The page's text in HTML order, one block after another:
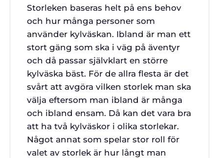
Storleken baseras helt på ens behov
och hur många personer som
använder kylväskan. Ibland är man ett
stort gäng som ska i väg på äventyr
och då passar självklart en större
kylväska bäst. För de allra flesta är det
svårt att avgöra vilken storlek man ska
välja eftersom man ibland är många
och ibland ensam. Då kan det vara bra
att ha två kylväskor i olika storlekar.
Något annat som spelar stor roll för
valet av storlek är hur långt man